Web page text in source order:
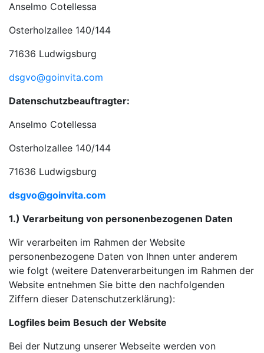
Anselmo Cotellessa
Osterholzallee 140/144
71636 Ludwigsburg
dsgvo@goinvita.com
Datenschutzbeauftragter:
Anselmo Cotellessa
Osterholzallee 140/144
71636 Ludwigsburg
dsgvo@goinvita.com
1.) Verarbeitung von personenbezogenen Daten
Wir verarbeiten im Rahmen der Website
personenbezogene Daten von Ihnen unter anderem
wie folgt (weitere Datenverarbeitungen im Rahmen der
Website entnehmen Sie bitte den nachfolgenden
Ziffern dieser Datenschutzerklärung):
Logfiles beim Besuch der Website
Bei der Nutzung unserer Webseite werden von